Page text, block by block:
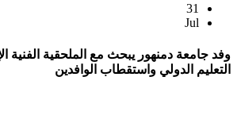
31
Jul
وفد جامعة دمنهور يبحث مع الملحقية الفنية
التعليم الدولي واستقطاب الوافدين